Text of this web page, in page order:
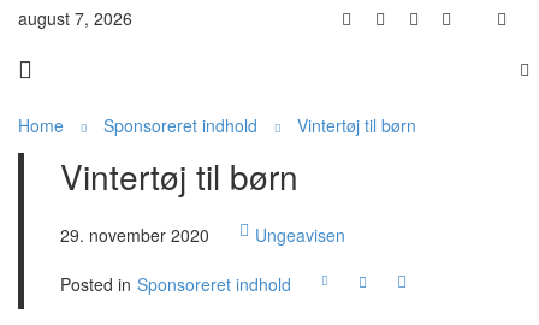
august 7, 2026
Home Sponsoreret indhold Vintertøj til børn
Vintertøj til børn
29. november 2020 Ungeavisen
Posted in Sponsoreret indhold